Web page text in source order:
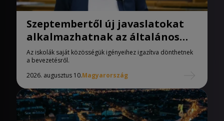
Szeptembertől új javaslatokat
alkalmazhatnak az általános
iskolák
Az iskolák saját közösségük igényeihez igazítva dönthetnek
a bevezetésről.
2026. augusztus 10.Magyarország